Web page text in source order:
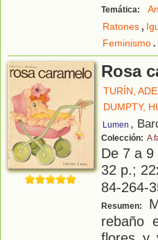
Temática:
Ratones,
Feminismo.
Rosa
TURÍN,
DUMPTY,
Lumen ,
Colección: A
De 7 a
32 p.;
84-264-
Resumen:
rebaño